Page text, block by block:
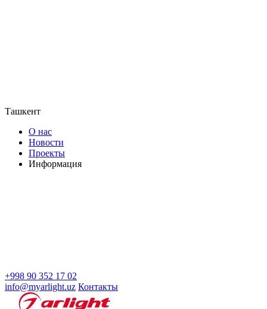
Ташкент
О нас
Новости
Проекты
Информация
+998 90 352 17 02
info@myarlight.uz Контакты